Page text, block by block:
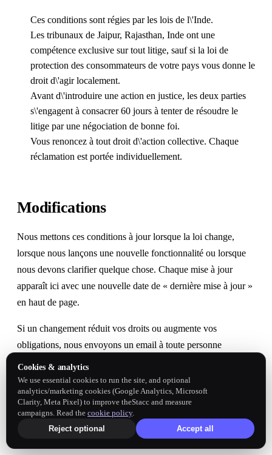
Ces conditions sont régies par les lois de l\'Inde.
Les tribunaux de Jaipur, Rajasthan, Inde ont une
compétence exclusive sur tout litige, sauf si la loi de
protection des consommateurs de votre pays vous donne le
droit d\'agir localement.
Avant d\'introduire une action en justice, les deux parties
s\'engagent à consacrer 60 jours à tenter de résoudre le
litige par une négociation de bonne foi.
Vous renoncez à tout droit d\'action collective. Chaque
réclamation est portée individuellement.
Modifications
Nous mettons ces conditions à jour lorsque la loi change,
lorsque nous lançons une nouvelle fonctionnalité ou lorsque
nous devons clarifier quelque chose. Chaque mise à jour
apparaît ici avec une nouvelle date de « dernière mise à jour »
en haut de page.
Si un changement réduit vos droits ou augmente vos
obligations, nous envoyons un email à toute personne
en vigueur des nouvelles conditions. Si vous continuez à
utiliser le produit après ce délai de 30 jours, vous acceptez les
nouvelles conditions. Si vous ne les acceptez pas, résiliez
avant la fin du délai et nous vous rembourserons tout montant
Cookies & analytics
We use essential cookies to run the site, and optional
analytics/marketing cookies (Google Analytics, Microsoft
Clarity, Meta Pixel) to improve theStacc and measure
campaigns. Read the cookie policy.
Reject optional
Accept all